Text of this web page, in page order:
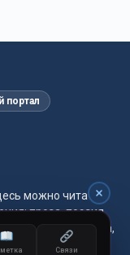
портал
можно читать
проза, поэзия,
удобная читалка,
Связи